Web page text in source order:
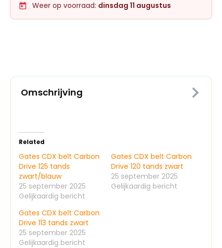
Weer op voorraad: dinsdag 11 augustus
Omschrijving
Related
Gates CDX belt Carbon
Drive 125 tands
zwart/blauw
25 september 2025
Gelijkaardig bericht
Gates CDX belt Carbon
Drive 120 tands zwart
25 september 2025
Gelijkaardig bericht
Gates CDX belt Carbon
Drive 113 tands zwart
25 september 2025
Gelijkaardig bericht